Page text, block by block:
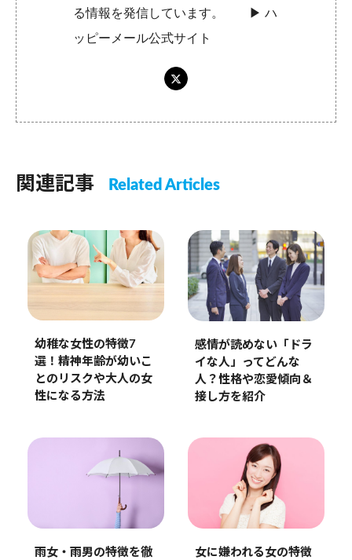
る情報を発信しています。 ▶︎ハ
ッピーメール公式サイト
関連記事 Related Articles
幼稚な女性の特徴7
選！精神年齢が幼いこ
とのリスクや大人の女
性になる方法
感情が読めない「ドラ
イな人」ってどんな
人？性格や恋愛傾向＆
接し方を紹介
雨女・雨男の特徴を徹
女に嫌われる女の特徴